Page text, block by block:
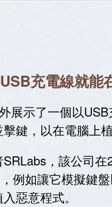
充電線就能
展示了一個以
鍵，以在電腦上植
，該公司
例如讓它模擬鍵
惡意程式。